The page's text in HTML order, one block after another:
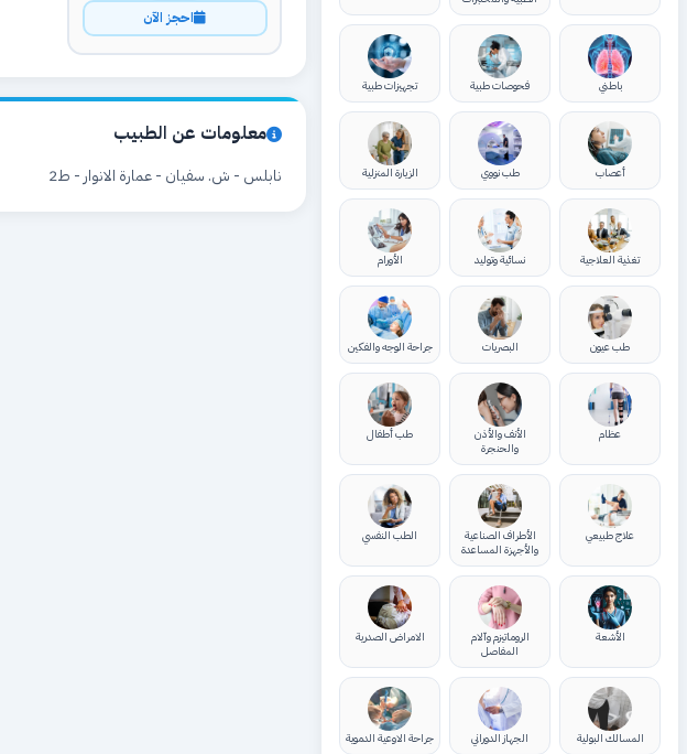
باطني فحوصات طبية تجهيزات طبية
أعصاب طب نووي الزيارة المنزلية
تغذية العلاجية نسائية وتوليد الأورام
طب عيون البصريات جراحة الوجه والفكين
عظام
الأنف والأذن
والحنجرة
طب أطفال
علاج طبيعي
الأطراف الصناعية
والأجهزة المساعدة
الطب النفسي
الأشعة
الروماتيزم وآلام
المفاصل
الامراض الصدرية
المسالك البولية الجهاز الدوراني جراحة الاوعية الدموية
احجز الآن
معلومات عن الطبيب
نابلس - ش. سفيان - عمارة الانوار - ط2